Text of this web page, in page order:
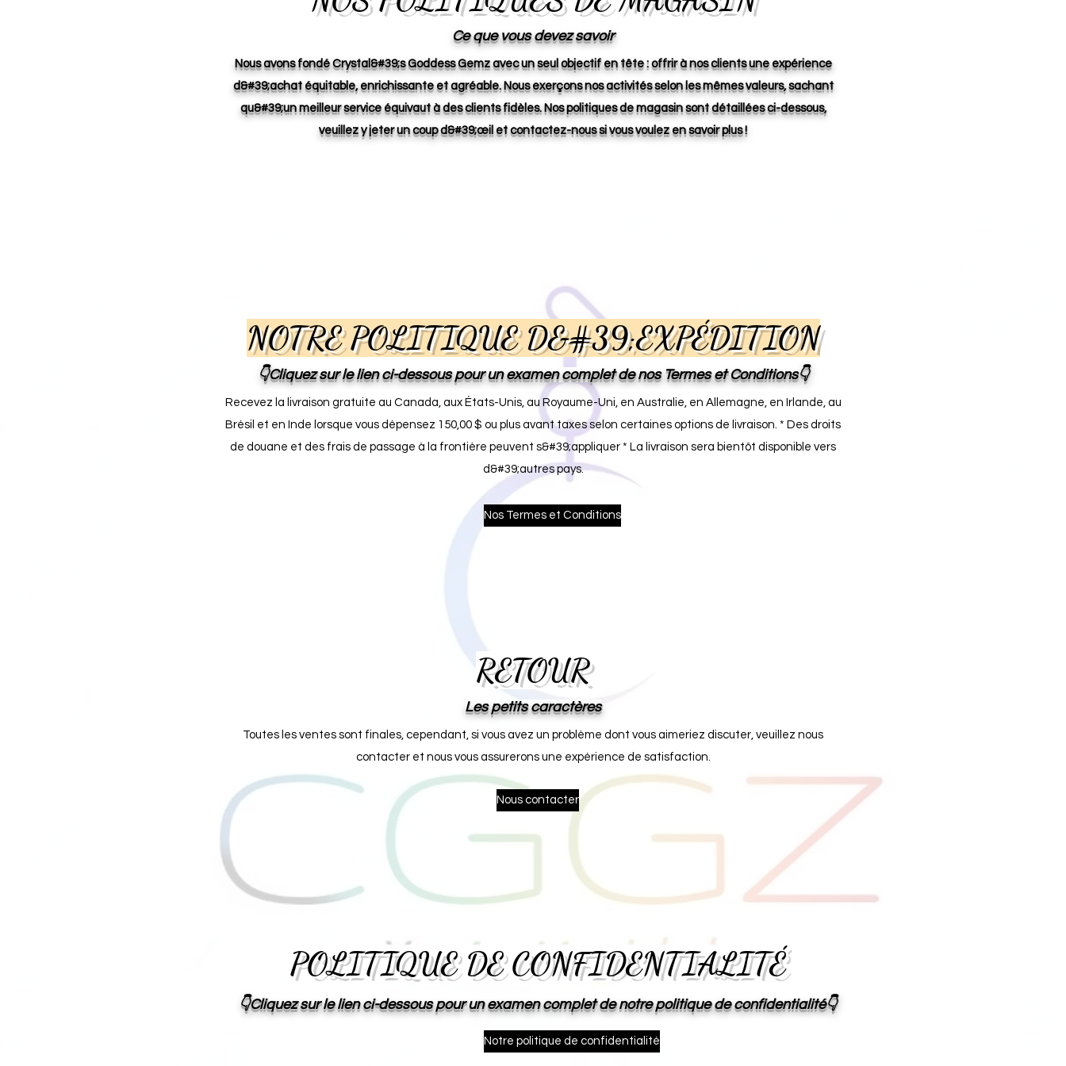
Ce que vous devez savoir
Nous avons fondé Crystal&#39;s Goddess Gemz avec un seul objectif en tête : offrir à nos clients une expérience
d&#39;achat équitable, enrichissante et agréable. Nous exerçons nos activités selon les mêmes valeurs, sachant
qu&#39;un meilleur service équivaut à des clients fidèles. Nos politiques de magasin sont détaillées ci-dessous,
veuillez y jeter un coup d&#39;œil et contactez-nous si vous voulez en savoir plus !
NOTRE POLITIQUE D&#39;EXPÉDITION
👇Cliquez sur le lien ci-dessous pour un examen complet de nos Termes et Conditions👇
Recevez la livraison gratuite au Canada, aux États-Unis, au Royaume-Uni, en Australie, en Allemagne, en Irlande, au
Brésil et en Inde lorsque vous dépensez 150,00 $ ou plus avant taxes selon certaines options de livraison. * Des droits
de douane et des frais de passage à la frontière peuvent s&#39;appliquer * La livraison sera bientôt disponible vers
d&#39;autres pays.
Nos Termes et Conditions
RETOUR
Les petits caractères
Toutes les ventes sont finales, cependant, si vous avez un problème dont vous aimeriez discuter, veuillez nous
contacter et nous vous assurerons une expérience de satisfaction.
Nous contacter
POLITIQUE DE CONFIDENTIALITÉ
👇Cliquez sur le lien ci-dessous pour un examen complet de notre politique de confidentialité👇
Notre politique de confidentialité